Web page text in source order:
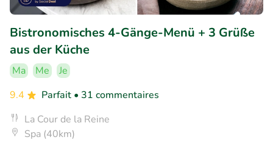
Bistronomisches 4-Gänge-Menü + 3 Grüße
aus der Küche
Ma Me
Je
9.4
Parfait • 31 commentaires
La Cour de la Reine
Spa (40km)